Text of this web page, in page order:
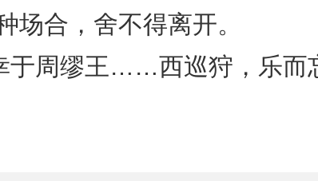
场合，舍不得离开。
于周缪王……西巡狩，乐而